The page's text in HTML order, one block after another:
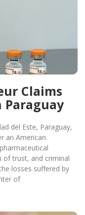
Claims
Paraguay
del Este, Paraguay,
an American
of trust, and criminal
losses suffered by
of